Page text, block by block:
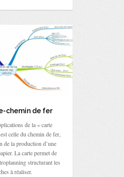
chemin de fer
de la « carte
celle du chemin de fer,
de la production d’une
La carte permet de
structurant les
à réaliser.